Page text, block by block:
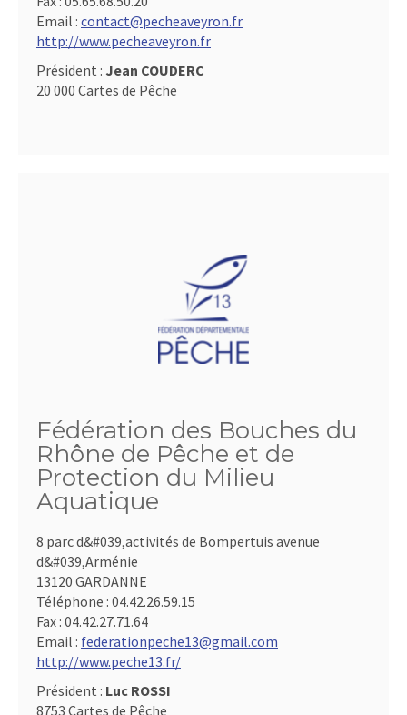
Email : contact@pecheaveyron.fr
http://www.pecheaveyron.fr
Président : Jean COUDERC
20 000 Cartes de Pêche
Fédération des Bouches du
Rhône de Pêche et de
Protection du Milieu
Aquatique
8 parc d&#039,activités de Bompertuis avenue
d&#039,Arménie
13120 GARDANNE
Téléphone : 04.42.26.59.15
Fax : 04.42.27.71.64
Email : federationpeche13@gmail.com
http://www.peche13.fr/
Président : Luc ROSSI
8753 Cartes de Pêche